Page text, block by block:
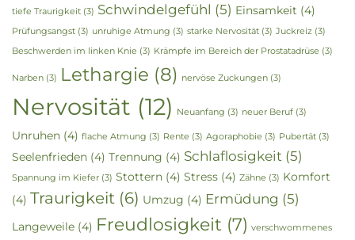
tiefe Traurigkeit (3) Schwindelgefühl (5) Einsamkeit (4)
Prüfungsangst (3) unruhige Atmung (3) starke Nervosität (3) Juckreiz (3)
Beschwerden im linken Knie (3) Krämpfe im Bereich der Prostatadrüse (3)
Narben (3) Lethargie (8) nervöse Zuckungen (3)
Nervosität (12) Neuanfang (3) neuer Beruf (3)
Unruhen (4) flache Atmung (3) Rente (3) Agoraphobie (3) Pubertät (3)
Seelenfrieden (4) Trennung (4) Schlaflosigkeit (5)
Spannung im Kiefer (3) Stottern (4) Stress (4) Zähne (3) Komfort
(4) Traurigkeit (6) Umzug (4) Ermüdung (5)
Langeweile (4) Freudlosigkeit (7) verschwommenes